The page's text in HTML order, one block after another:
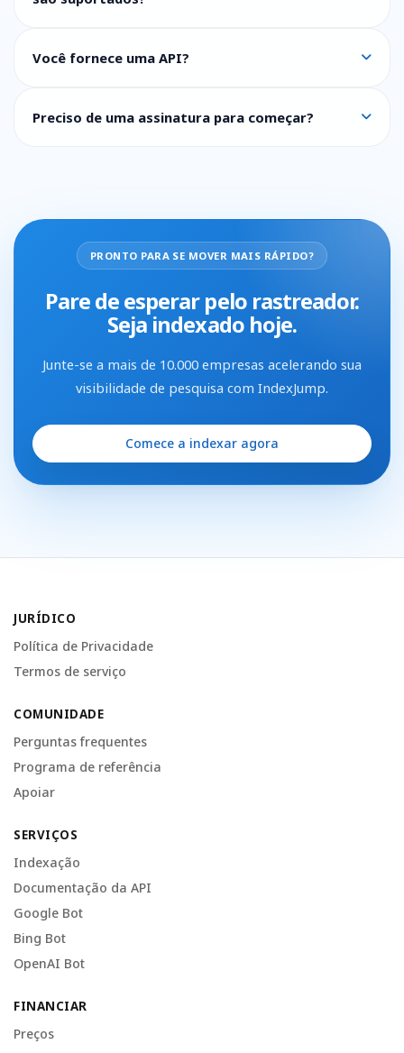
Você fornece uma API?
Preciso de uma assinatura para começar?
PRONTO PARA SE MOVER MAIS RÁPIDO?
Pare de esperar pelo rastreador.
Seja indexado hoje.
Junte-se a mais de 10.000 empresas acelerando sua
visibilidade de pesquisa com IndexJump.
Comece a indexar agora
JURÍDICO
Política de Privacidade
Termos de serviço
COMUNIDADE
Perguntas frequentes
Programa de referência
Apoiar
SERVIÇOS
Indexação
Documentação da API
Google Bot
Bing Bot
OpenAI Bot
FINANCIAR
Preços